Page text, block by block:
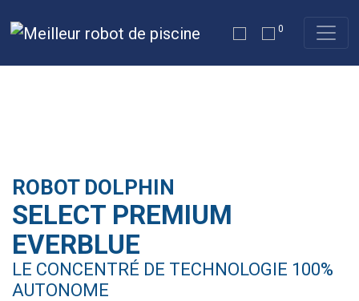
0
ROBOT DOLPHIN
SELECT PREMIUM
EVERBLUE
LE CONCENTRÉ DE TECHNOLOGIE 100%
AUTONOME